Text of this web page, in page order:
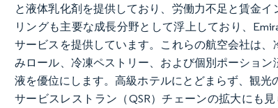
と液体乳化剤を提供しており、労働力不足と賃金
リングも主要な成長分野として浮上しており、
サービスを提供しています。これらの航空会社は
みロール、冷凍ペストリー、および個別ポーショ
液を優位にします。高級ホテルにとどまらず、観
サービスレストラン（QSR）チェーンの拡大にも